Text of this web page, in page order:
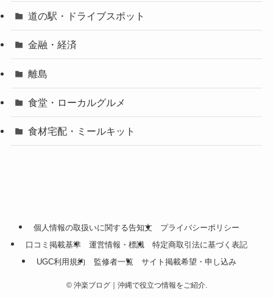
道の駅・ドライブスポット
金融・経済
離島
食堂・ローカルグルメ
食材宅配・ミールキット
個人情報の取扱いに関する告知文
プライバシーポリシー
口コミ掲載基準
運営情報・標識
特定商取引法に基づく表記
UGC利用規約
監修者一覧 サイト掲載希望・申し込み
©沖楽ブログ｜沖縄で役立つ情報をご紹介.